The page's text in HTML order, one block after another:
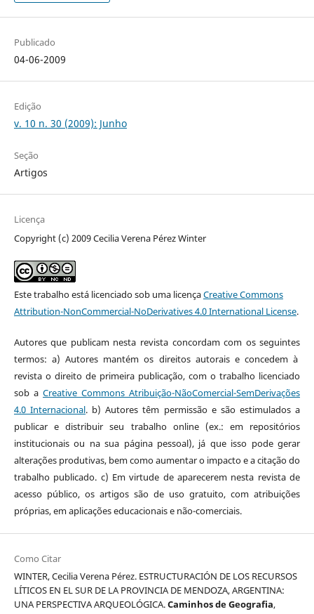
Publicado
04-06-2009
Edição
v. 10 n. 30 (2009): Junho
Seção
Artigos
Licença
Copyright (c) 2009 Cecilia Verena Pérez Winter
Este trabalho está licenciado sob uma licençaCreative Commons
Attribution-NonCommercial-NoDerivatives 4.0 International License.
Autores que publicam nesta revista concordam com os seguintes
termos: a) Autores mantém os direitos autorais e concedem à
revista o direito de primeira publicação, com o trabalho licenciado
sob a Creative Commons Atribuição-NãoComercial-SemDerivações
4.0 Internacional. b) Autores têm permissão e são estimulados a
publicar e distribuir seu trabalho online (ex.: em repositórios
institucionais ou na sua página pessoal), já que isso pode gerar
alterações produtivas, bem como aumentar o impacto e a citação do
trabalho publicado. c) Em virtude de aparecerem nesta revista de
acesso público, os artigos são de uso gratuito, com atribuições
próprias, em aplicações educacionais e não-comerciais.
Como Citar
WINTER, Cecilia Verena Pérez. ESTRUCTURACIÓN DE LOS RECURSOS
LÍTICOS EN EL SUR DE LA PROVINCIA DE MENDOZA, ARGENTINA:
UNA PERSPECTIVA ARQUEOLÓGICA.Caminhos de Geografia,